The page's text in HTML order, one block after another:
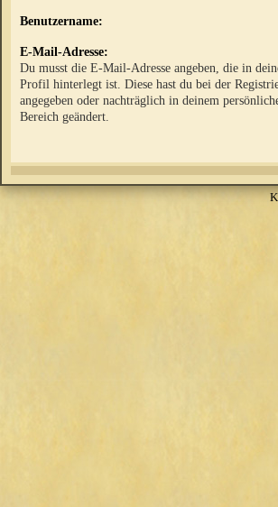
Benutzername:
E-Mail-Adresse:
Du musst die E-Mail-Adresse angeben, die in
Profil hinterlegt ist. Diese hast du bei der
angegeben oder nachträglich in deinem
Bereich geändert.